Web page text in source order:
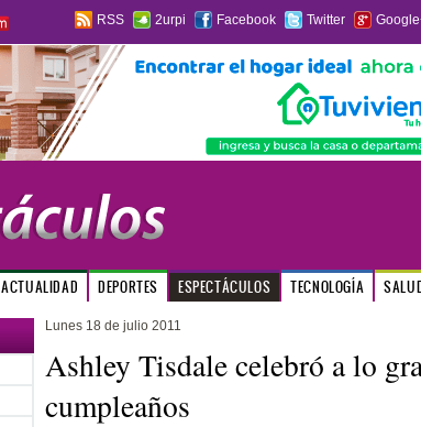
RSS 2urpi Facebook Twitter
ACTUALIDAD DEPORTES ESPECTÁCULOS TECNOLOGÍA
Lunes 18 de julio 2011
Ashley Tisdale celebró a lo
cumpleaños